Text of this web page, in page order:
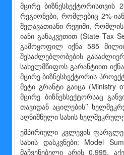
მცირე
რეგიონები, რომლებიც 2%-
შეღავათიანი რეჟიმი,
იანი განაკვეთით (State Tax
გამოყოფილ იქნა 585
შესაძლებლობების
სახელმწიფოს გარანტიით
მცირე ბიზნესსექტორის
მეტი გრანტი გაიცა (Ministry
მცირე ბიზნესსექტორსაც
თავიდან აცილების’’
აღნიშნული სახის
ემპირიული კვლევის
სახის დასკვნები: Model
მაჩვენებელი არის 0.995.